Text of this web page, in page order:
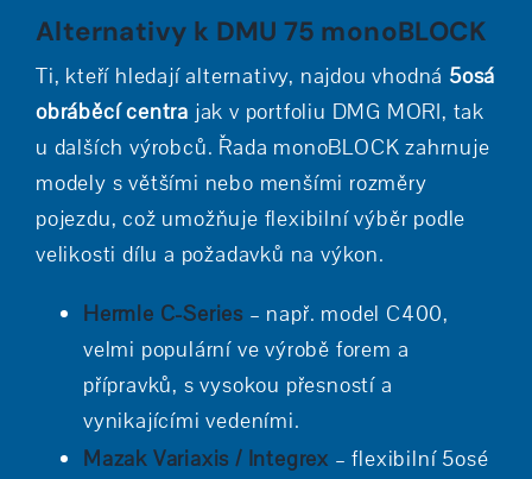
Alternativy k DMU 75 monoBLOCK
Ti, kteří hledají alternativy, najdou vhodná 5osá
obráběcí centra jak v portfoliu DMG MORI, tak
u dalších výrobců. Řada monoBLOCK zahrnuje
modely s většími nebo menšími rozměry
pojezdu, což umožňuje flexibilní výběr podle
velikosti dílu a požadavků na výkon.
Hermle C-Series – např. model C400,
velmi populární ve výrobě forem a
přípravků, s vysokou přesností a
vynikajícími vedeními.
Mazak Variaxis / Integrex – flexibilní 5osé